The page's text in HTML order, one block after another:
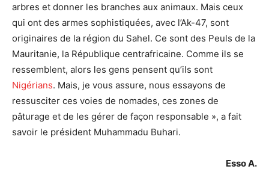
arbres et donner les branches aux animaux. Mais ceux
qui ont des armes sophistiquées, avec l’Ak-47, sont
originaires de la région du Sahel. Ce sont des Peuls de la
Mauritanie, la République centrafricaine. Comme ils se
ressemblent, alors les gens pensent qu’ils sont
Nigérians. Mais, je vous assure, nous essayons de
ressusciter ces voies de nomades, ces zones de
pâturage et de les gérer de façon responsable », a fait
savoir le président Muhammadu Buhari.
Esso A.